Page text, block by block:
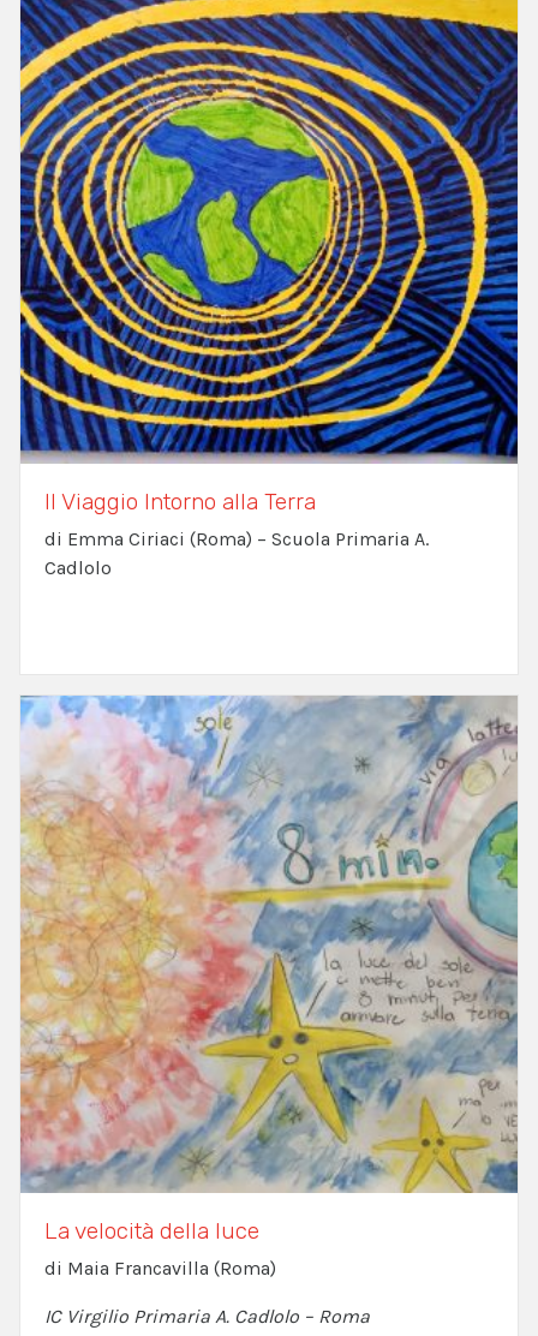
Il Viaggio Intorno alla Terra
di Emma Ciriaci (Roma) – Scuola Primaria A.
Cadlolo
La velocità della luce
di Maia Francavilla (Roma)
IC Virgilio Primaria A. Cadlolo – Roma